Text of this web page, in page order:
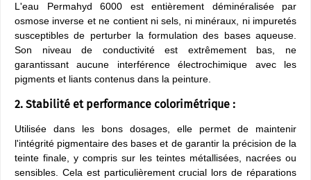
L'eau Permahyd 6000 est entièrement déminéralisée par
osmose inverse et ne contient ni sels, ni minéraux, ni impuretés
susceptibles de perturber la formulation des bases aqueuse.
Son niveau de conductivité est extrêmement bas, ne
garantissant aucune interférence électrochimique avec les
pigments et liants contenus dans la peinture.
2. Stabilité et performance colorimétrique :
Utilisée dans les bons dosages, elle permet de maintenir
l'intégrité pigmentaire des bases et de garantir la précision de la
teinte finale, y compris sur les teintes métallisées, nacrées ou
sensibles. Cela est particulièrement crucial lors de réparations